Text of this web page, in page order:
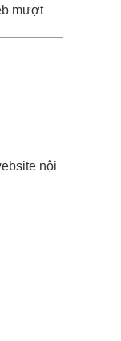
mượt
nội